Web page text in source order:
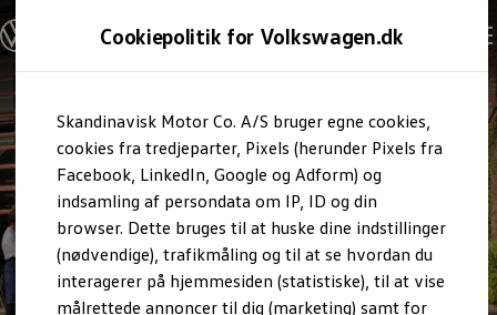
Cookiepolitik for Volkswagen.dk
Skandinavisk Motor Co. A/S bruger egne cookies,
cookies fra tredjeparter, Pixels (herunder Pixels fra
Facebook, LinkedIn, Google og Adform) og
indsamling af persondata om IP, ID og din
browser. Dette bruges til at huske dine indstillinger
(nødvendige), trafikmåling og til at se hvordan du
interagerer på hjemmesiden (statistiske), til at vise
målrettede annoncer til dig (marketing) samt for
hovedindhold
footer
Modeller og konfigurator
Byg din Volkswagen
Alle modeller
Kend din Volkswagen
Erhvervsbiler
Værktøjskassen
ConnectedFleet
Service
California on Tour app
Elektriske biler
Elbiler
ID. Polo
ID. Cross